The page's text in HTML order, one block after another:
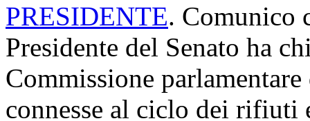
PRESIDENTE. Comunico
Presidente del Senato ha
Commissione
connesse al ciclo dei rifiuti